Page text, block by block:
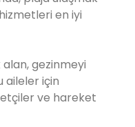
en iyi
alan, gezinmeyi
aileler için
ve hareket